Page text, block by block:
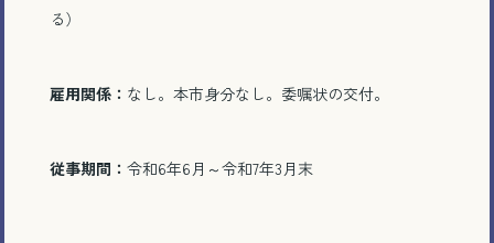
る）
雇用関係： なし。本市身分なし。委嘱状の交付。
従事期間： 令和6年6月～令和7年3月末